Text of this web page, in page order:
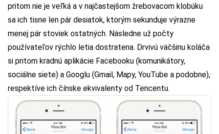
pritom nie je veľká a v najčastejšom žrebovacom klobúku
sa ich tisne len pár desiatok, ktorým sekunduje výrazne
menej pár stoviek ostatných. Následne už počty
používateľov rýchlo letia dostratena. Drvivú väčšinu koláča
si pritom kradnú aplikácie Facebooku (komunikátory,
sociálne siete) a Googlu (Gmail, Mapy, YouTube a podobne),
respektíve ich čínske ekvivalenty od Tencentu.